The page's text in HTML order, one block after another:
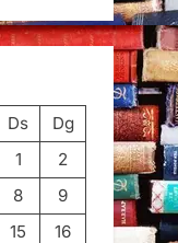
Ds
Dg
1
2
8
9
15
16